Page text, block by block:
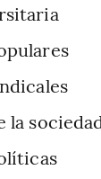
la